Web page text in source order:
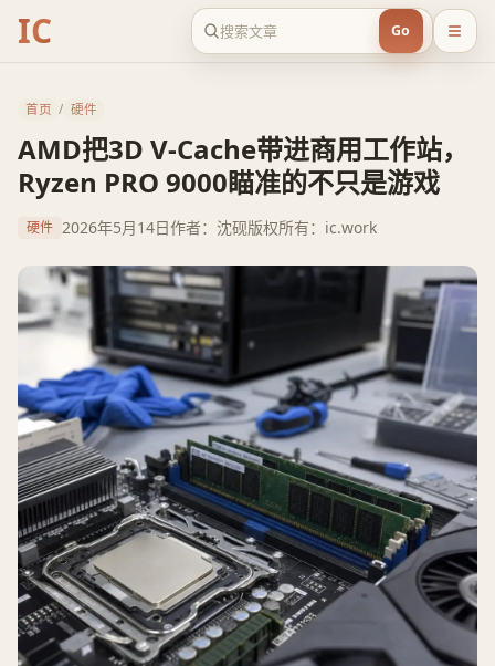
IC Go
首页 / 硬件
AMD把3D V-Cache带进商用工作站，
Ryzen PRO 9000瞄准的不只是游戏
硬件 2026年5月14日作者：沈砚版权所有：ic.work